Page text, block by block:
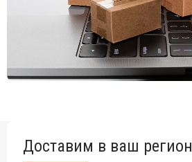
Доставим в ваш регион